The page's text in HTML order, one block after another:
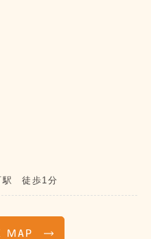
駅 徒歩1分
MAP